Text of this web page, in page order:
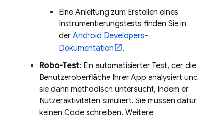
Eine Anleitung zum Erstellen eines
Instrumentierungstests finden Sie in
der Android Developers-
Dokumentation
.
Robo-Test: Ein automatisierter Test, der die
Benutzeroberfläche Ihrer App analysiert und
sie dann methodisch untersucht, indem er
Nutzeraktivitäten simuliert. Sie müssen dafür
keinen Code schreiben. Weitere